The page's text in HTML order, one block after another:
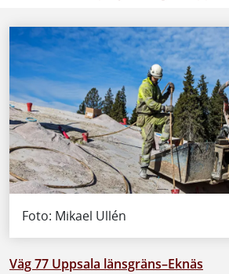
Foto: Mikael Ullén
Väg 77 Uppsala länsgräns–Eknäs